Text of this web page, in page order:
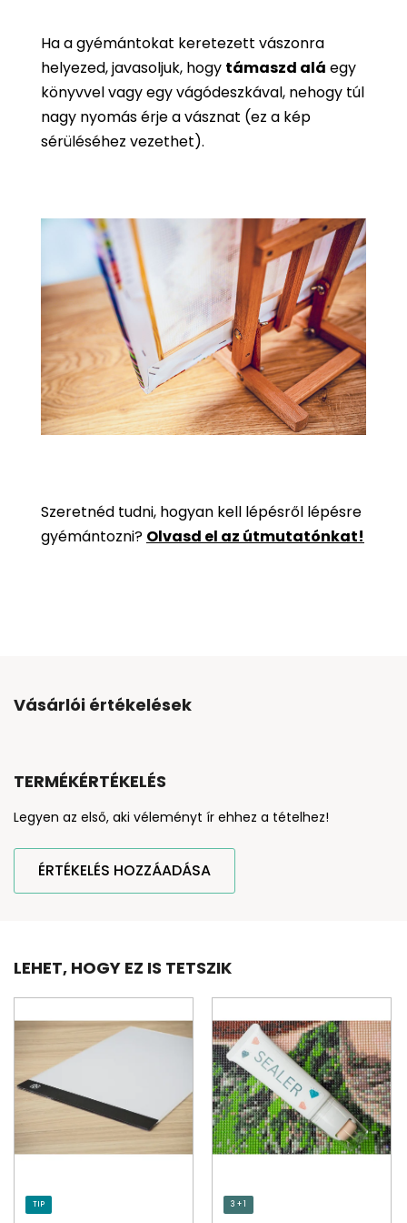
Ha a gyémántokat keretezett vászonra
helyezed, javasoljuk, hogy támaszd alá egy
könyvvel vagy egy vágódeszkával, nehogy túl
nagy nyomás érje a vásznat (ez a kép
sérüléséhez vezethet).
Szeretnéd tudni, hogyan kell lépésről lépésre
gyémántozni? Olvasd el az útmutatónkat!
Vásárlói értékelések
TERMÉKÉRTÉKELÉS
Legyen az első, aki véleményt ír ehhez a tételhez!
ÉRTÉKELÉS HOZZÁADÁSA
LEHET, HOGY EZ IS TETSZIK
TIP 3 + 1